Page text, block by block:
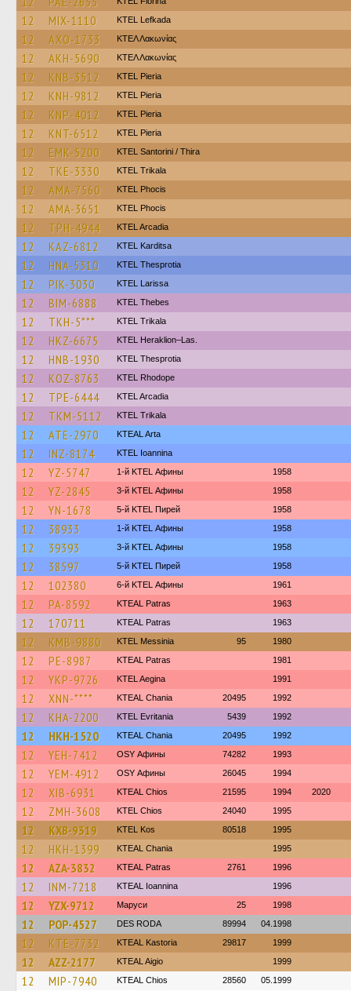
12 MIX-1110 KTEL Lefkada
12 AXO-1733 ΚΤΕΛ Λακωνίας
12 AKH-5690 ΚΤΕΛ Λακωνίας
12 KNB-3512 KTEL Pieria
12 KNH-9812 KTEL Pieria
12 KNP-4012 KTEL Pieria
12 KNT-6512 KTEL Pieria
12 EMK-5200 KTEL Santorini / Thira
12 TKE-3330 ΚΤΕL Τrikala
12 AMA-7560 ΚΤΕL Phocis
12 AMA-3651 ΚΤΕL Phocis
12 TPH-4944 KTEL Arcadia
12 KAZ-6812 ΚΤΕL Karditsa
12 HNA-5310 KTEL Thesprotia
12 PIK-3030 KTEL Larissa
12 BIM-6888 KTEL Thebes
12 TKH-5*** ΚΤΕL Τrikala
12 HKZ-6675 KTEL Heraklion–Las.
12 HNB-1930 KTEL Thesprotia
12 KOZ-8763 KTEL Rhodope
12 TPE-6444 KTEL Arcadia
12 TKM-5112 ΚΤΕL Τrikala
12 ATE-2970 KTEAL Arta
12 INZ-8174 KTEL Ioannina
12 YZ-5747 1-й KTEL Афины 1958
12 YZ-2845 3-й KTEL Афины 1958
12 YN-1678 5-й KTEL Пирей 1958
12 38933 1-й KTEL Афины 1958
12 39393 3-й KTEL Афины 1958
12 38597 5-й KTEL Пирей 1958
12 102380 6-й KTEL Афины 1961
12 PA-8592 KTEAL Patras 1963
12 170711 KTEAL Patras 1963
12 KMB-9880 KTEL Messinia 95 1980
12 PE-8987 KTEAL Patras 1981
12 YKP-9726 KTEL Aegina 1991
12 XNN-**** KTEAL Chania 20495 1992
12 KHA-2200 ΚΤΕL Evritania 5439 1992
12 HKH-1520 KTEAL Chania 20495 1992
12 YEH-7412 OSY Афины 74282 1993
12 YEM-4912 OSY Афины 26045 1994
12 XIB-6931 KTEAL Chios 21595 1994 2020
12 ZMH-3608 KTEL Chios 24040 1995
12 KXB-9319 KTEL Kos 80518 1995
12 HKH-1399 KTEAL Chania 1995
12 AZA-3832 KTEAL Patras 2761 1996
12 INM-7218 KTEAL Ioannina 1996
12 YZX-9712 Маруси 25 1998
12 POP-4527 DES RODA 89994 04.1998
12 KTE-7732 KTEAL Kastoria 29817 1999
12 AZZ-2177 KTEAL Aigio 1999
12 MIP-7940 KTEAL Chios 28560 05.1999